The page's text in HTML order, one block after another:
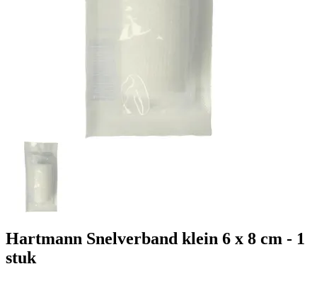
Hartmann Snelverband klein 6 x 8 cm - 1
stuk